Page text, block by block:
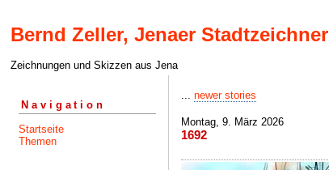
Bernd Zeller, Jenaer Stadtzeichner
Zeichnungen und Skizzen aus Jena
Navigation
Startseite
Themen
... newer stories
Montag, 9. März 2026
1692